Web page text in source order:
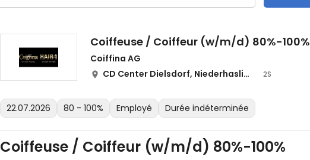
Coiffeuse / Coiffeur (w/m/d) 80%-100%
Coiffina AG
CD Center Dielsdorf, Niederhaslistr. 5, 8157 Dielsdorf
2S
22.07.2026 80 - 100% Employé Durée indéterminée
Coiffeuse / Coiffeur (w/m/d) 80%-100%